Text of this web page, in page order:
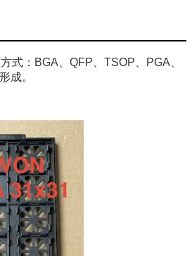
式：BGA、QFP、TSOP、PGA、
成。